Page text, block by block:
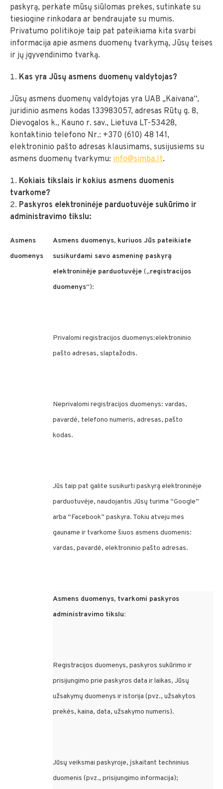
paskyrą, perkate mūsų siūlomas prekes, sutinkate su
tiesiogine rinkodara ar bendraujate su mumis.
Privatumo politikoje taip pat pateikiama kita svarbi
informacija apie asmens duomenų tvarkymą, Jūsų teises
ir jų įgyvendinimo tvarką.
Kas yra Jūsų asmens duomenų valdytojas?
Jūsų asmens duomenų valdytojas yra UAB „Kaivana“,
juridinio asmens kodas 133983057, adresas Rūtų g. 8,
Dievogalos k., Kauno r. sav., Lietuva LT-53428,
kontaktinio telefono Nr.: +370 (610) 48 141,
elektroninio pašto adresas klausimams, susijusiems su
asmens duomenų tvarkymu: info@simba.lt.
Kokiais tikslais ir kokius asmens duomenis
tvarkome?
Paskyros elektroninėje parduotuvėje sukūrimo ir
administravimo tikslu:
Asmens
duomenys
Asmens duomenys, kuriuos Jūs pateikiate
susikurdami savo asmeninę paskyrą
elektroninėje parduotuvėje („registracijos
duomenys“):
Privalomi registracijos duomenys:elektroninio
pašto adresas, slaptažodis.
Neprivalomi registracijos duomenys: vardas,
pavardė, telefono numeris, adresas, pašto
kodas.
Jūs taip pat galite susikurti paskyrą elektroninėje
parduotuvėje, naudojantis Jūsų turima “Google”
arba “Facebook” paskyra. Tokiu atveju mes
gauname ir tvarkome šiuos asmens duomenis:
vardas, pavardė, elektroninio pašto adresas.
Asmens duomenys, tvarkomi paskyros
administravimo tikslu:
Registracijos duomenys, paskyros sukūrimo ir
prisijungimo prie paskyros data ir laikas, Jūsų
užsakymų duomenys ir istorija (pvz., užsakytos
prekės, kaina, data, užsakymo numeris).
Jūsų veiksmai paskyroje, įskaitant techninius
duomenis (pvz., prisijungimo informacija);